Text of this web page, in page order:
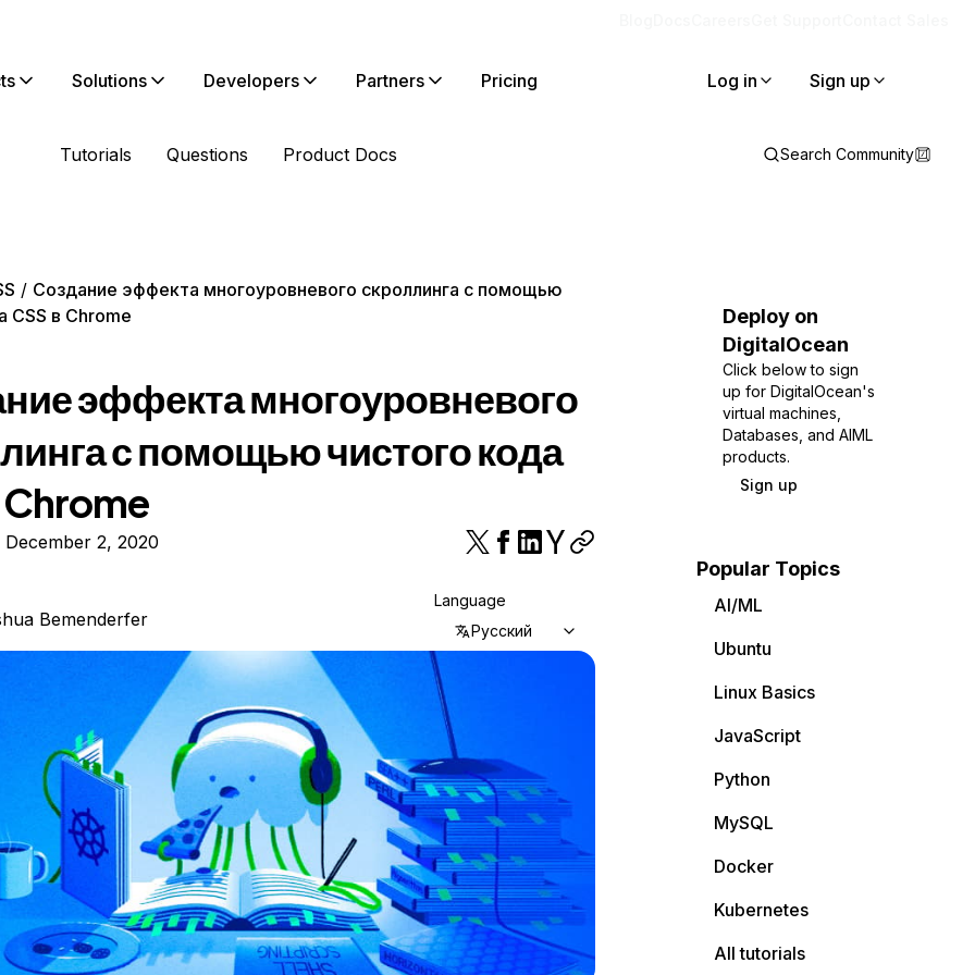
Solutions Developers Partners Pricing Log in Sign up
Tutorials Questions Product Docs Search Community
Создание эффекта многоуровневого скроллинга с помощью
CSS в Chrome
эффекта многоуровневого
с помощью чистого кода
Chrome
2, 2020
Bemenderfer
Language
Русский
Deploy on
DigitalOcean
Click below to sign
up for DigitalOcean's
virtual machines,
Databases, and AIML
products.
Sign up
Popular Topics
AI/ML
Ubuntu
Linux Basics
JavaScript
Python
MySQL
Docker
Kubernetes
All tutorials